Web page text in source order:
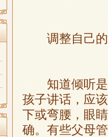
调整自己的
知道倾听是
孩子讲话，应
下或弯腰，眼
确。有些父母